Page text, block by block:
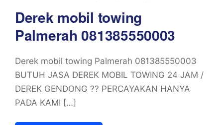
Derek mobil towing
Palmerah 081385550003
Derek mobil towing Palmerah 081385550003
BUTUH JASA DEREK MOBIL TOWING 24 JAM /
DEREK GENDONG ?? PERCAYAKAN HANYA
PADA KAMI […]